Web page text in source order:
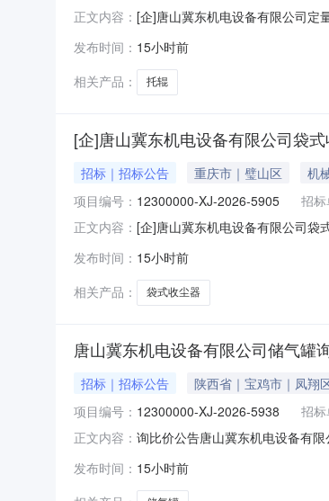
**、王*、王**、王**、王
*、王*、王**、王*、王
**、王*、王**、王**、王
*、王**、王**、王**、王
**、王**、王**、王**、王
*、王**、王**、王**、王
**、王**、王**、王**、王
**、王**、王*、王**、王
*、王**、王**、王**、王
**、王*、王**、王*、王
**、王**、王**、王**、王
*、王**、王**、王**、王
**、王**、王**、王*、王
*、王**、王**、王*、王
*、王*、王**、王**、王
**、田**、申**、石**、石
**、石**、秦*、秦**、秦
**、秦**、程*、程**、程
**、穆**、穆*、米**、纪
**、罗*、翟**、翟**、翟
**、肖*、肖*、胡**、胡
**、胡**、胡**、胡**、苏
**、苗**、范**、范**、范
**、范**、葛**、葛*、葛
正文内容： [企]唐山冀东机电设备有限公司定
价基础信息询比价编号：
发布时间： 15小时前
相关产品：
托辊
[企]唐山冀东机电设备有限公司袋
招标｜招标公告 重庆市｜璧山区 机
项目编号： 12300000-XJ-2026-5905 招标
正文内容： [企]唐山冀东机电设备有限公司袋
询比价编号：12300000-XJ-
发布时间： 15小时前
相关产品：
袋式收尘器
唐山冀东机电设备有限公司储气罐
招标｜招标公告 陕西省｜宝鸡市｜凤翔
项目编号： 12300000-XJ-2026-5938 招标
正文内容： 询比价公告唐山冀东机电设备有
2026-08-1115:00:00价格开启时
发布时间： 15小时前